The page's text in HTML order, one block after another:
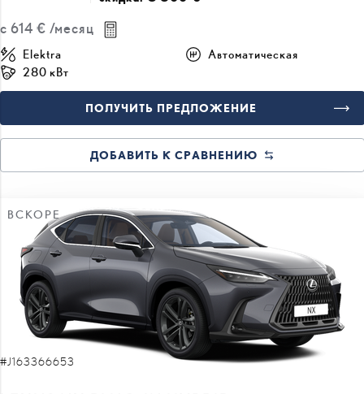
с 614 € /месяц
Elektra
Автоматическая
280 кВт
ПОЛУЧИТЬ ПРЕДЛОЖЕНИЕ
ДОБАВИТЬ К СРАВНЕНИЮ
ВСКОРЕ
#J163366653